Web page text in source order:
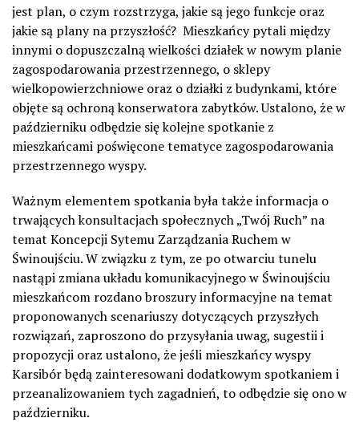
jest plan, o czym rozstrzyga, jakie są jego funkcje oraz
jakie są plany na przyszłość? Mieszkańcy pytali między
innymi o dopuszczalną wielkości działek w nowym planie
zagospodarowania przestrzennego, o sklepy
wielkopowierzchniowe oraz o działki z budynkami, które
objęte są ochroną konserwatora zabytków. Ustalono, że w
październiku odbędzie się kolejne spotkanie z
mieszkańcami poświęcone tematyce zagospodarowania
przestrzennego wyspy.
Ważnym elementem spotkania była także informacja o
trwających konsultacjach społecznych „Twój Ruch” na
temat Koncepcji Sytemu Zarządzania Ruchem w
Świnoujściu. W związku z tym, ze po otwarciu tunelu
nastąpi zmiana układu komunikacyjnego w Świnoujściu
mieszkańcom rozdano broszury informacyjne na temat
proponowanych scenariuszy dotyczących przyszłych
rozwiązań, zaproszono do przysyłania uwag, sugestii i
propozycji oraz ustalono, że jeśli mieszkańcy wyspy
Karsibór będą zainteresowani dodatkowym spotkaniem i
przeanalizowaniem tych zagadnień, to odbędzie się ono w
październiku.